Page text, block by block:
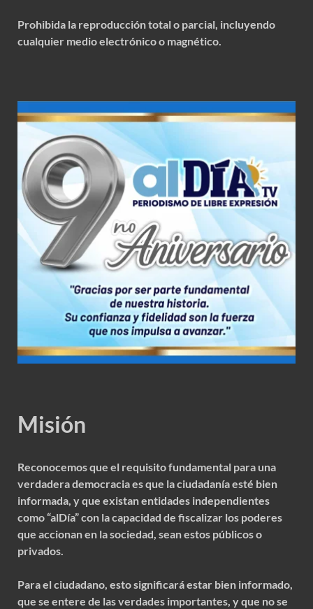
Prohibida la reproducción total o parcial, incluyendo
cualquier medio electrónico o magnético.
Misión
Reconocemos que el requisito fundamental para una
verdadera democracia es que la ciudadanía esté bien
informada, y que existan entidades independientes
como “alDía” con la capacidad de fiscalizar los poderes
que accionan en la sociedad, sean estos públicos o
privados.
Para el ciudadano, esto significará estar bien informado,
que se entere de las verdades importantes, y que no se